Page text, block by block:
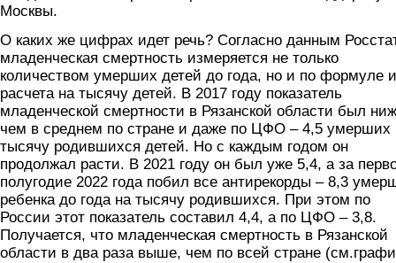
Москвы.
О каких же цифрах идет речь? Согласно данным
младенческая смертность измеряется не только
количеством умерших детей до года, но и по формуле
расчета на тысячу детей. В 2017 году показатель
младенческой смертности в Рязанской области был
чем в среднем по стране и даже по ЦФО – 4,5 умерших
тысячу родившихся детей. Но с каждым годом он
продолжал расти. В 2021 году он был уже 5,4, а за
полугодие 2022 года побил все антирекорды – 8,3
ребенка до года на тысячу родившихся. При этом по
России этот показатель составил 4,4, а по ЦФО – 3,8.
Получается, что младенческая смертность в Рязанской
области в два раза выше, чем по всей стране